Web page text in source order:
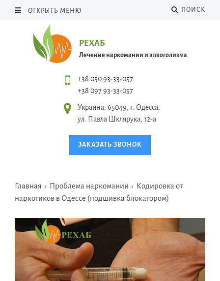
ОТКРЫТЬ МЕНЮ ПОИСК
РЕХАБ
Лечение наркомании и алкоголизма
+38 050 93-33-057
+38 097 93-33-057
Украина, 65049, г. Одесса,
ул. Павла Шклярука, 12-а
ЗАКАЗАТЬ ЗВОНОК
Главная › Проблема наркомании › Кодировка от
наркотиков в Одессе (подшивка блокатором)